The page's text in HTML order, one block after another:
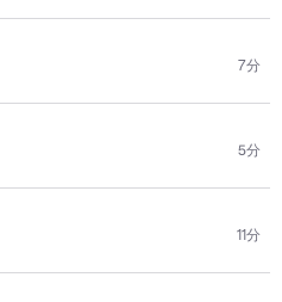
7分
5分
11分